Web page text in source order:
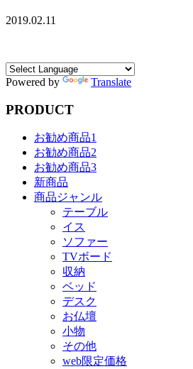
2019.02.11
Powered by Translate
PRODUCT
お勧め商品1
お勧め商品2
お勧め商品3
新商品
商品ジャンル
テーブル
イス
ソファー
TVボード
収納
ベッド
デスク
お仏壇
小物
その他
web限定価格